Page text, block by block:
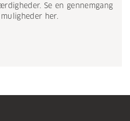
Se en gennemgang
her.